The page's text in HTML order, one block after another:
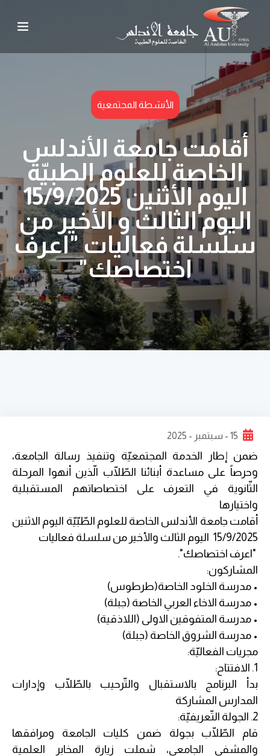
الأنشطة المجتمعية
أقامت جامعة الأندلس
الخاصة للعلوم الطبيّة
اليوم الأثنين 15/9/2025
اليوم الثالث و الأخير من
سلسلة فعاليات "اعرف
اختصاصك"
15 - سبتمبر - 2025
ضمن إطار الخدمة المجتمعيّة وتنفيذ رسالة الجامعة،
وحرصاً على مساعدة أبنائنا الطّلّاب الّذين أنهوا المرحلة
الثّانوية في التعرف على اختصاصاتهم المستقبلية
واختيارها
أقامت جامعة الأندلس الخاصة للعلوم الطّبّيّة اليوم الاثنين
15/9/2025 اليوم الثالث والأخير من سلسلة فعاليات
"اعرف اختصاصك".
المشاركون:
• مدرسة الخلود الخاصة(طرطوس)
• مدرسة الاخاء العربي الخاصة (جبلة)
• مدرسة المتفوقين الاولى (اللاذقية)
• مدرسة الشروق الخاصة (جبلة)
مجريات الفعاليّة:
1. الافتتاح:
بدأ البرنامج بالاستقبال والتّرحيب بالطّلّاب وإدارات
المدارس المشاركة
2. الجولة التّعريفيّة:
قام الطّلّاب بجولة ضمن كليات الجامعة ومرافقها
والمشفى الجامعي، شملت زيارة المخابر العلمية